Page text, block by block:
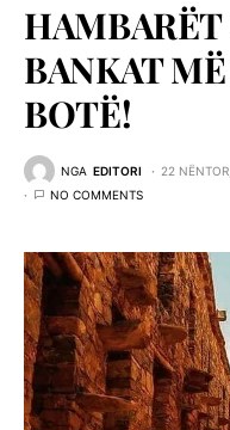
HAMBARËT
BANKAT
BOTË!
NGA EDITORI 22
NO COMMENTS